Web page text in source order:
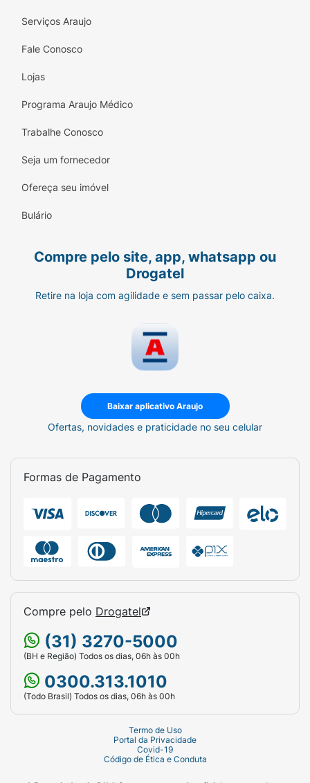
Serviços Araujo
Fale Conosco
Lojas
Programa Araujo Médico
Trabalhe Conosco
Seja um fornecedor
Ofereça seu imóvel
Bulário
Compre pelo site, app, whatsapp ou
Drogatel
Retire na loja com agilidade e sem passar pelo caixa.
Baixar aplicativo Araujo
Ofertas, novidades e praticidade no seu celular
Formas de Pagamento
Compre pelo Drogatel
(31) 3270-5000
(BH e Região) Todos os dias, 06h às 00h
0300.313.1010
(Todo Brasil) Todos os dias, 06h às 00h
Termo de Uso
Portal da Privacidade
Covid-19
Código de Ética e Conduta